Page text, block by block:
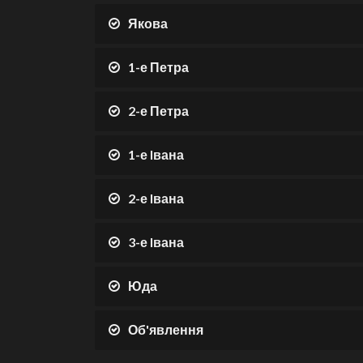
Якова
1-е Петра
2-е Петра
1-е Iвана
2-е Iвана
3-е Iвана
Юда
Об'явлення